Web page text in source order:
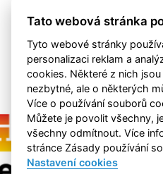
Tato webová stránka
Tyto webové stránky
personalizaci reklam a
cookies. Některé z nich
nezbytné, ale o některých
Více o používání souborů
Můžete je povolit všechny,
všechny odmítnout. Více
stránce Zásady používání
Nastavení cookies